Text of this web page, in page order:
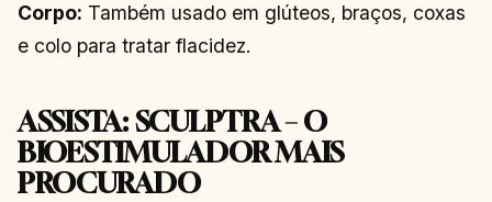
Corpo: Também usado em glúteos, braços, coxas
e colo para tratar flacidez.
ASSISTA: SCULPTRA – O
BIOESTIMULADOR MAIS
PROCURADO